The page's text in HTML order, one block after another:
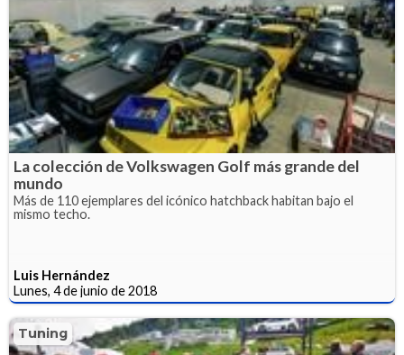
La colección de Volkswagen Golf más grande del
mundo
Más de 110 ejemplares del icónico hatchback habitan bajo el
mismo techo.
Luis Hernández
Lunes, 4 de junio de 2018
Tuning